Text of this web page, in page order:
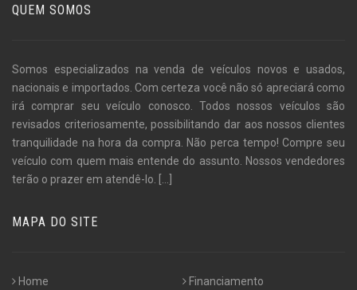
QUEM SOMOS
Somos especializados na venda de veículos novos e usados,
nacionais e importados. Com certeza você não só apreciará como
irá comprar seu veículo conosco. Todos nossos veículos são
revisados criteriosamente, possibilitando dar aos nossos clientes
tranquilidade na hora da compra. Não perca tempo! Compre seu
veículo com quem mais entende do assunto. Nossos vendedores
terão o prazer em atendê-lo. [...]
MAPA DO SITE
Home Financiamento